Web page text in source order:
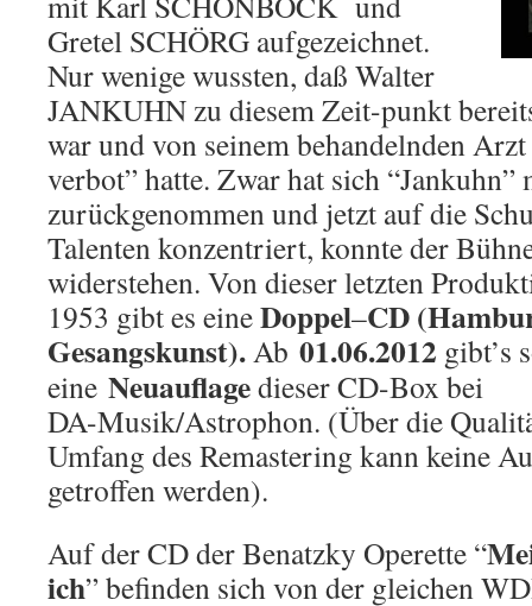
Gretel SCHÖRG aufgezeichnet.
Nur wenige wussten, daß Walter
JANKUHN zu diesem Zeit-punkt
war und von seinem behandelnden
verbot” hatte. Zwar hat sich “Jankuhn”
zurückgenommen und jetzt auf die
Talenten konzentriert, konnte der
widerstehen. Von dieser letzten
1953 gibt es eineDoppel–CD
Gesangskunst).Ab 01.06.2012 gibt’s
eine Neuauflagedieser CD-Box bei
DA-Musik/Astrophon. (Über die
Umfang des Remastering kann keine
getroffen werden).
Auf der CD der Benatzky Operette “
ich” befinden sich von der gleichen